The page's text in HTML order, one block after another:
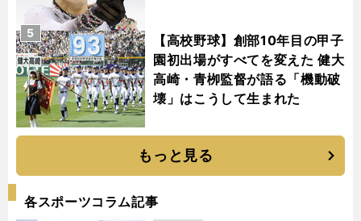
【高校野球】創部10年目の甲子
園初出場がすべてを変えた 健大
高崎・青栁監督が語る「機動破
壊」はこうして生まれた
5
もっと見る
各スポーツコラム記事